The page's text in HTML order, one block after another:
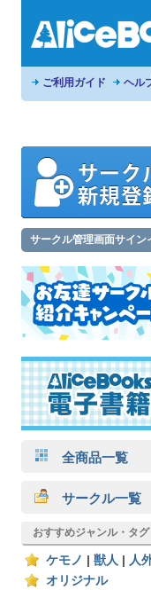
ご利用ガイド ヘル
サークル管理画面サイン
全商品一覧
サークル一覧
おすすめジャンル・タグ
ケモノ 獣人
人
オリジナル